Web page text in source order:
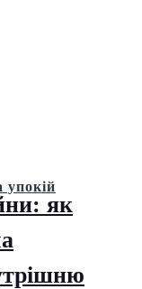
упокій
як